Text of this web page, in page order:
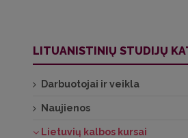
LITUANISTINIŲ STUDIJŲ
Darbuotojai ir veikla
Naujienos
Lietuvių kalbos kursai